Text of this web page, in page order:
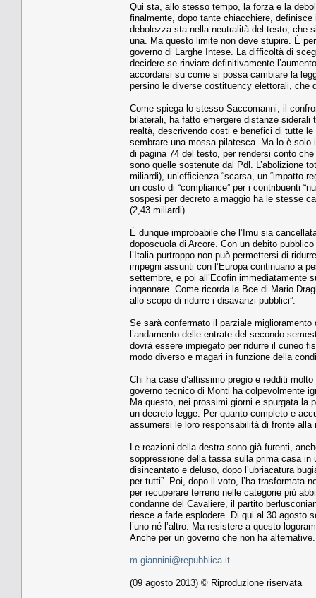
Qui sta, allo stesso tempo, la forza e la
finalmente, dopo tante chiacchiere,
debolezza sta nella neutralità del testo, che
una. Ma questo limite non deve stupire. È
governo di Larghe Intese. La difficoltà di
decidere se rinviare definitivamente
accordarsi su come si possa cambiare la
persino le diverse costituency elettorali, che
Come spiega lo stesso Saccomanni, il
bilaterali, ha fatto emergere distanze
realtà, descrivendo costi e benefici di tutte
sembrare una mossa pilatesca. Ma lo è
di pagina 74 del testo, per rendersi conto
sono quelle sostenute dal Pdl. L’abolizione
miliardi), un’efficienza “scarsa, un “impatto
un costo di “compliance” per i contribuenti
sospesi per decreto a maggio ha le stesse
(2,43 miliardi).
È dunque improbabile che l’Imu sia
doposcuola di Arcore. Con un debito
l’Italia purtroppo non può permettersi di
impegni assunti con l’Europa continuano a
settembre, e poi all’Ecofin immediatamente
ingannare. Come ricorda la Bce di Mario
allo scopo di ridurre i disavanzi pubblici”.
Se sarà confermato il parziale
l’andamento delle entrate del secondo
dovrà essere impiegato per ridurre il cuneo
modo diverso e magari in funzione della
Chi ha case d’altissimo pregio e redditi
governo tecnico di Monti ha colpevolmente
Ma questo, nei prossimi giorni e spurgata la
un decreto legge. Per quanto completo e
assumersi le loro responsabilità di fronte
Le reazioni della destra sono già furenti,
soppressione della tassa sulla prima casa
disincantato e deluso, dopo l’ubriacatura
per tutti”. Poi, dopo il voto, l’ha trasformata
per recuperare terreno nelle categorie più
condanne del Cavaliere, il partito
riesce a farle esplodere. Di qui al 30 agosto
l’uno né l’altro. Ma resistere a questo
Anche per un governo che non ha
m.giannini@repubblica.it
(09 agosto 2013) © Riproduzione riservata